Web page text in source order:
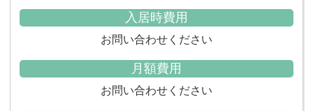
入居時費用
お問い合わせください
月額費用
お問い合わせください